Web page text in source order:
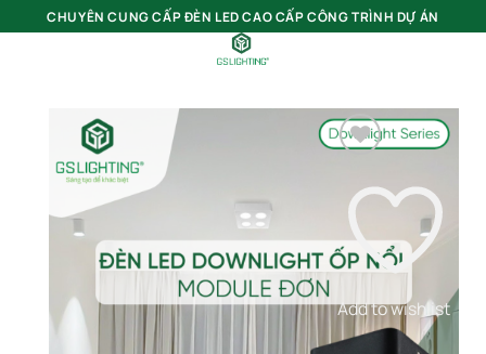
qua
CHUYÊN CUNG CẤP ĐÈN LED CAO CẤP CÔNG TRÌNH DỰ ÁN
Add to wishlist